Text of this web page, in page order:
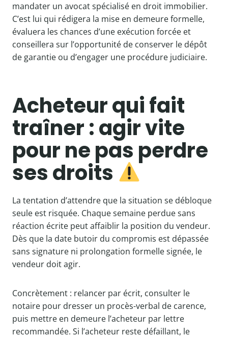
mandater un avocat spécialisé en droit immobilier.
C’est lui qui rédigera la mise en demeure formelle,
évaluera les chances d’une exécution forcée et
conseillera sur l’opportunité de conserver le dépôt
de garantie ou d’engager une procédure judiciaire.
Acheteur qui fait
traîner : agir vite
pour ne pas perdre
ses droits
La tentation d’attendre que la situation se débloque
seule est risquée. Chaque semaine perdue sans
réaction écrite peut affaiblir la position du vendeur.
Dès que la date butoir du compromis est dépassée
sans signature ni prolongation formelle signée, le
vendeur doit agir.
Concrètement : relancer par écrit, consulter le
notaire pour dresser un procès-verbal de carence,
puis mettre en demeure l’acheteur par lettre
recommandée. Si l’acheteur reste défaillant, le